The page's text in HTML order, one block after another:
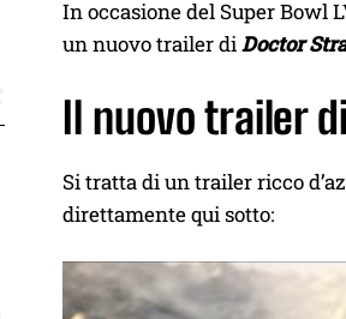
In occasione del Super Bowl
un nuovo trailer diDoctor
Il nuovo trailer
Si tratta di un trailer ricco
direttamente qui sotto: